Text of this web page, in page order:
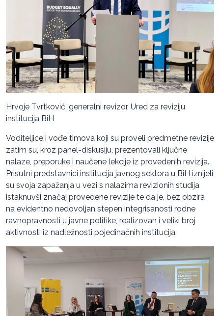
Hrvoje Tvrtković, generalni revizor, Ured za reviziju
institucija BiH
Voditeljice i vođe timova koji su proveli predmetne revizije
zatim su, kroz panel-diskusiju, prezentovali ključne
nalaze, preporuke i naučene lekcije iz provedenih revizija.
Prisutni predstavnici institucija javnog sektora u BiH iznijeli
su svoja zapažanja u vezi s nalazima revizionih studija
istaknuvši značaj provedene revizije te da je, bez obzira
na evidentno nedovoljan stepen integrisanosti rodne
ravnopravnosti u javne politike, realizovan i veliki broj
aktivnosti iz nadležnosti pojedinačnih institucija.